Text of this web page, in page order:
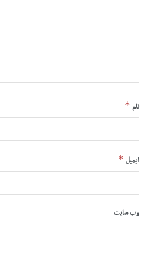
نام *
ایمیل *
وب‌ سایت